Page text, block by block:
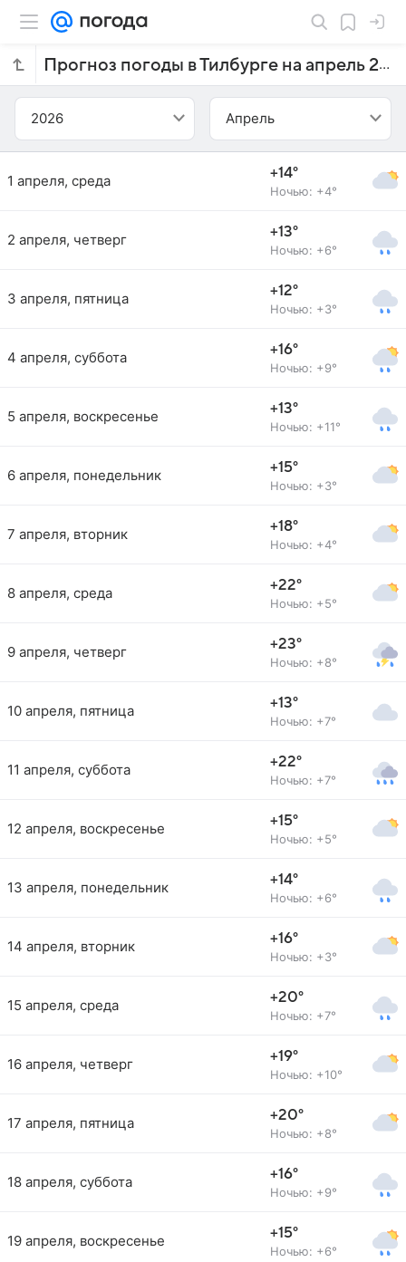
Прогноз погоды в Тилбурге на апрель 2026 года
2026 Апрель
1 апреля, среда +14°
Ночью: +4°
2 апреля, четверг +13°
Ночью: +6°
3 апреля, пятница +12°
Ночью: +3°
4 апреля, суббота +16°
Ночью: +9°
5 апреля, воскресенье +13°
Ночью: +11°
6 апреля, понедельник +15°
Ночью: +3°
7 апреля, вторник +18°
Ночью: +4°
8 апреля, среда +22°
Ночью: +5°
9 апреля, четверг +23°
Ночью: +8°
10 апреля, пятница +13°
Ночью: +7°
11 апреля, суббота +22°
Ночью: +7°
12 апреля, воскресенье +15°
Ночью: +5°
13 апреля, понедельник +14°
Ночью: +6°
14 апреля, вторник +16°
Ночью: +3°
15 апреля, среда +20°
Ночью: +7°
16 апреля, четверг +19°
Ночью: +10°
17 апреля, пятница +20°
Ночью: +8°
18 апреля, суббота +16°
Ночью: +9°
19 апреля, воскресенье +15°
Ночью: +6°